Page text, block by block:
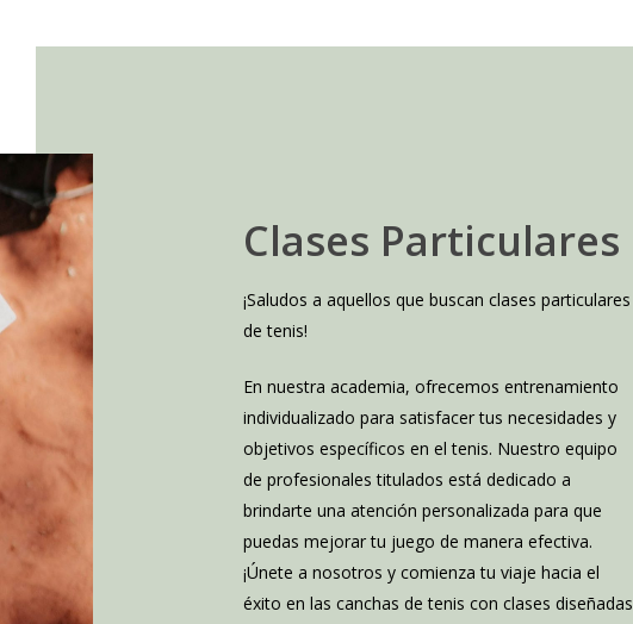
Clases Particulares
¡Saludos a aquellos que buscan clases particulares
de tenis!
En nuestra academia, ofrecemos entrenamiento
individualizado para satisfacer tus necesidades y
objetivos específicos en el tenis. Nuestro equipo
de profesionales titulados está dedicado a
brindarte una atención personalizada para que
puedas mejorar tu juego de manera efectiva.
¡Únete a nosotros y comienza tu viaje hacia el
éxito en las canchas de tenis con clases diseñadas